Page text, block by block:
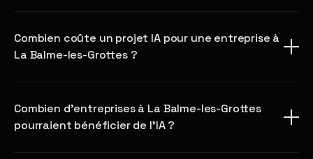
Combien coûte un projet IA pour une entreprise à
La Balme-les-Grottes ?
Combien d'entreprises à La Balme-les-Grottes
pourraient bénéficier de l'IA ?